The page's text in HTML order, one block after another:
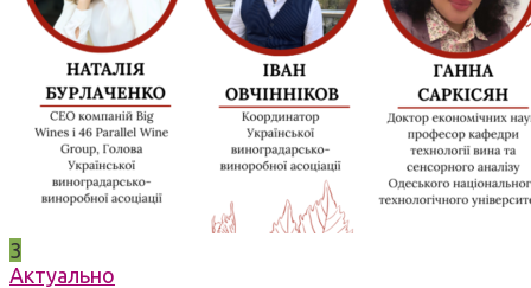
3
Актуально